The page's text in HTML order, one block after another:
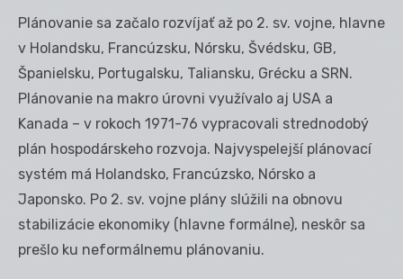
Plánovanie sa začalo rozvíjať až po 2. sv. vojne, hlavne
v Holandsku, Francúzsku, Nórsku, Švédsku, GB,
Španielsku, Portugalsku, Taliansku, Grécku a SRN.
Plánovanie na makro úrovni využívalo aj USA a
Kanada – v rokoch 1971-76 vypracovali strednodobý
plán hospodárskeho rozvoja. Najvyspelejší plánovací
systém má Holandsko, Francúzsko, Nórsko a
Japonsko. Po 2. sv. vojne plány slúžili na obnovu
stabilizácie ekonomiky (hlavne formálne), neskôr sa
prešlo ku neformálnemu plánovaniu.